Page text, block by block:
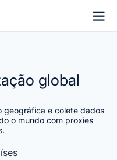
global
geográfica e colete dados
o mundo com proxies